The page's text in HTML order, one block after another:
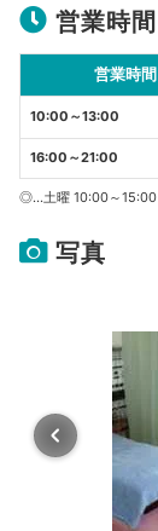
営業時間
営業時間
10:00～13:00
16:00～21:00
◎…土曜 10:00～15:00
写真